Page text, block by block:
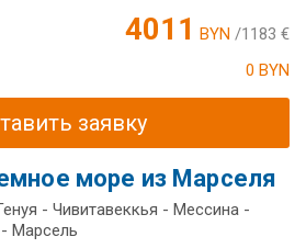
4011 BYN /1183 €
0 BYN
заявку
море из Марселя
- Чивитавеккья - Мессина -
Марсель